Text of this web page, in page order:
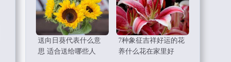
送向日葵代表什么意
思 适合送给哪些人
7种象征吉祥好运的花
养什么花在家里好